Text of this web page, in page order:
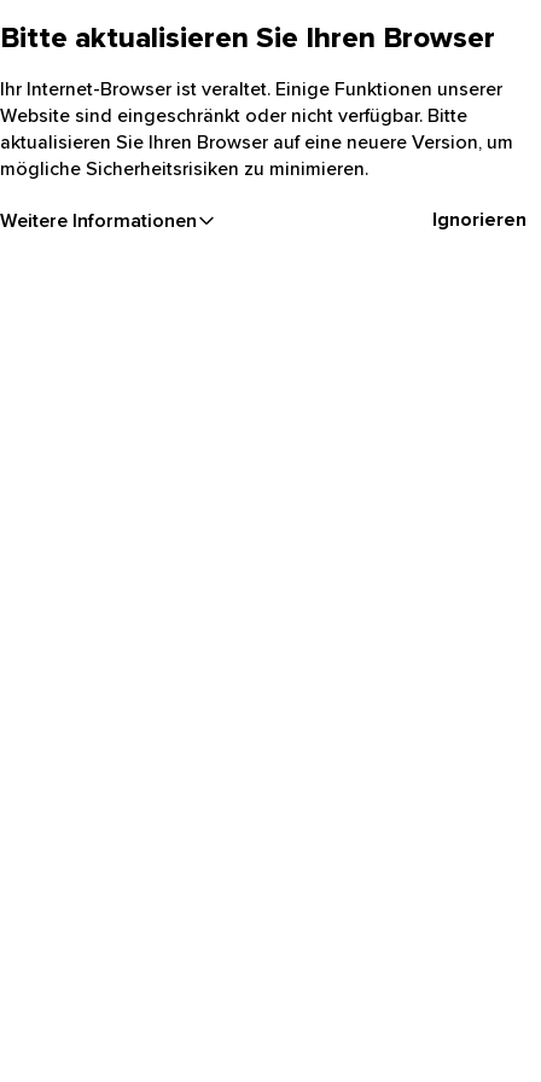
Bitte aktualisieren Sie Ihren Browser
Ihr Internet-Browser ist veraltet. Einige Funktionen unserer
Website sind eingeschränkt oder nicht verfügbar. Bitte
aktualisieren Sie Ihren Browser auf eine neuere Version, um
mögliche Sicherheitsrisiken zu minimieren.
Weitere Informationen Ignorieren